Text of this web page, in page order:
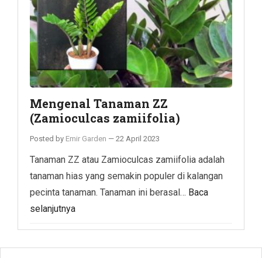
Mengenal Tanaman ZZ
(Zamioculcas zamiifolia)
Posted by Emir Garden — 22 April 2023
Tanaman ZZ atau Zamioculcas zamiifolia adalah
tanaman hias yang semakin populer di kalangan
pecinta tanaman. Tanaman ini berasal… Baca
selanjutnya